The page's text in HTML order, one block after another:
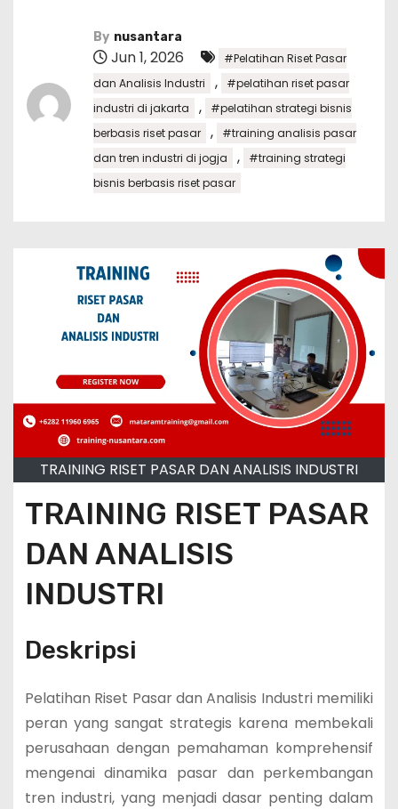
By nusantara
Jun 1, 2026
#Pelatihan Riset Pasar
dan Analisis Industri
,
#pelatihan riset pasar
industri di jakarta
,
#pelatihan strategi bisnis
berbasis riset pasar
,
#training analisis pasar
dan tren industri di jogja
,
#training strategi
bisnis berbasis riset pasar
TRAINING RISET PASAR DAN ANALISIS INDUSTRI
TRAINING RISET PASAR
DAN ANALISIS
INDUSTRI
Deskripsi
Pelatihan Riset Pasar dan Analisis Industri memiliki
peran yang sangat strategis karena membekali
perusahaan dengan pemahaman komprehensif
mengenai dinamika pasar dan perkembangan
tren industri, yang menjadi dasar penting dalam